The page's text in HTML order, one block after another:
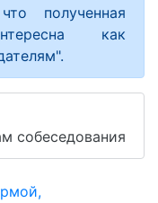
полученная
как
собеседования